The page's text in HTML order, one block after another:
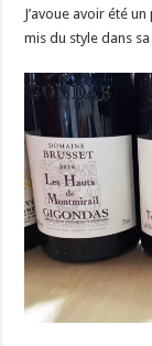
J’avoue avoir été
mis du style dans